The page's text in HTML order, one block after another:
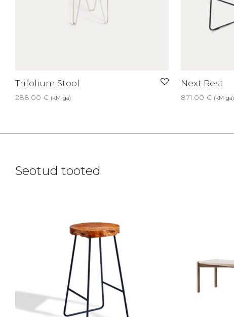
Trifolium Stool
288.00 € (KM-ga)
Next Rest
871.00 € (KM-ga)
Seotud tooted